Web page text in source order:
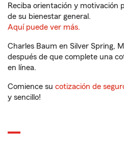
Reciba orientación y motivación
de su bienestar general.
Aquí puede ver más.
Charles Baum en Silver Spring,
después de que complete una
en línea.
Comience su cotización de
y sencillo!